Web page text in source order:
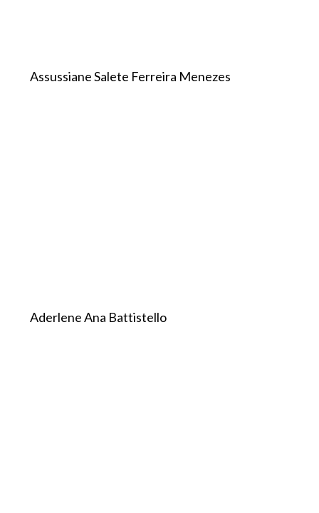
Assussiane Salete Ferreira Menezes
Aderlene Ana Battistello